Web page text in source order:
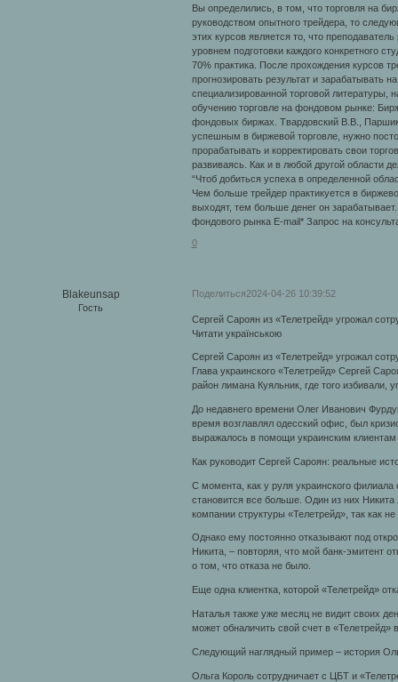
Вы определились, в том, что торговля на
руководством опытного трейдера, то
этих курсов является то, что
уровнем подготовки каждого конкретного
70% практика. После прохождения курсов
прогнозировать результат и зарабатывать
специализированной торговой литературы,
обучению торговле на фондовом рынке:
фондовых биржах. Твардовский В.В.,
успешным в биржевой торговле, нужно
прорабатывать и корректировать свои
развиваясь. Как и в любой другой области
“Чтоб добиться успеха в определенной
Чем больше трейдер практикуется в
выходят, тем больше денег он
фондового рынка E-mail* Запрос на
0
Поделиться2024-04-26 10:39:52
Blakeunsap
Гость
Сергей Сароян из «Телетрейд» угрожал
Читати українською
Сергей Сароян из «Телетрейд» угрожал
Глава украинского «Телетрейд» Сергей
район лимана Куяльник, где того избивали,
До недавнего времени Олег Иванович
время возглавлял одесский офис, был
выражалось в помощи украинским клиентам
Как руководит Сергей Сароян: реальные
С момента, как у руля украинского филиала
становится все больше. Один из них
компании структуры «Телетрейд», так как
Однако ему постоянно отказывают под
Никита, – повторяя, что мой банк-эмитент
о том, что отказа не было.
Еще одна клиентка, которой «Телетрейд»
Наталья также уже месяц не видит своих
может обналичить свой счет в «Телетрейд»
Следующий наглядный пример – история
Ольга Король сотрудничает с ЦБТ и